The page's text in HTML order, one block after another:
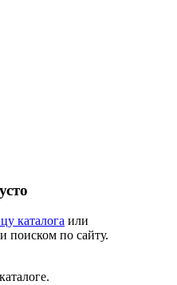
каталога или
поиском по сайту.